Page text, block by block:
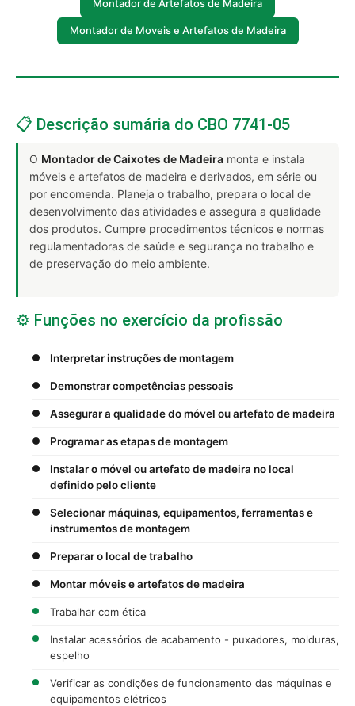
Montador de Artefatos de Madeira
Montador de Moveis e Artefatos de Madeira
📋 Descrição sumária do CBO 7741-05
O Montador de Caixotes de Madeira monta e instala
móveis e artefatos de madeira e derivados, em série ou
por encomenda. Planeja o trabalho, prepara o local de
desenvolvimento das atividades e assegura a qualidade
dos produtos. Cumpre procedimentos técnicos e normas
regulamentadoras de saúde e segurança no trabalho e
de preservação do meio ambiente.
⚙️ Funções no exercício da profissão
Interpretar instruções de montagem
Demonstrar competências pessoais
Assegurar a qualidade do móvel ou artefato de madeira
Programar as etapas de montagem
Instalar o móvel ou artefato de madeira no local
definido pelo cliente
Selecionar máquinas, equipamentos, ferramentas e
instrumentos de montagem
Preparar o local de trabalho
Montar móveis e artefatos de madeira
Trabalhar com ética
Instalar acessórios de acabamento - puxadores, molduras,
espelho
Verificar as condições de funcionamento das máquinas e
equipamentos elétricos